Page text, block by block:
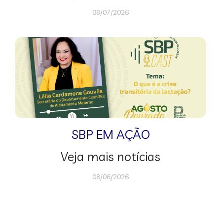
08/07/2026
SBP EM AÇÃO
Veja mais notícias
08/06/2026